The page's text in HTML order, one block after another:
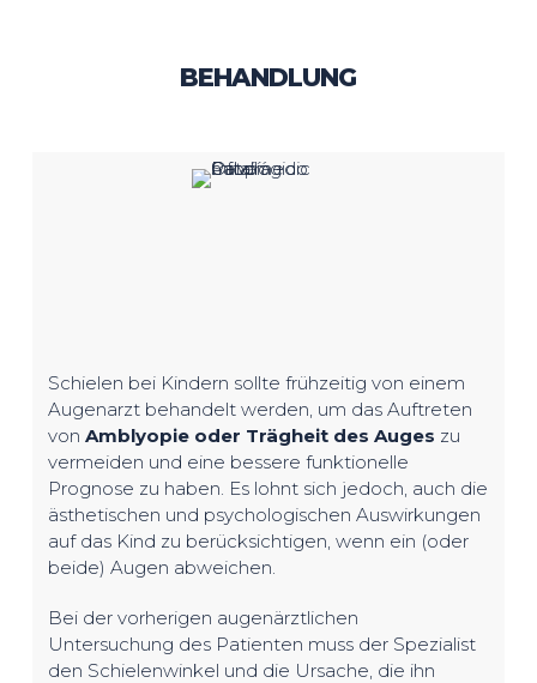
BEHANDLUNG
Schielen bei Kindern sollte frühzeitig von einem
Augenarzt behandelt werden, um das Auftreten
vonAmblyopie oder Trägheit des Auges zu
vermeiden und eine bessere funktionelle
Prognose zu haben. Es lohnt sich jedoch, auch die
ästhetischen und psychologischen Auswirkungen
auf das Kind zu berücksichtigen, wenn ein (oder
beide) Augen abweichen.
Bei der vorherigen augenärztlichen
Untersuchung des Patienten muss der Spezialist
den Schielenwinkel und die Ursache, die ihn